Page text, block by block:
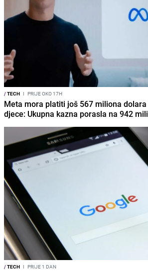
/TECH I PRIJE OKO 17H
Meta mora platiti još 567 miliona
djece: Ukupna kazna porasla na 942
/TECH I PRIJE 1 DAN